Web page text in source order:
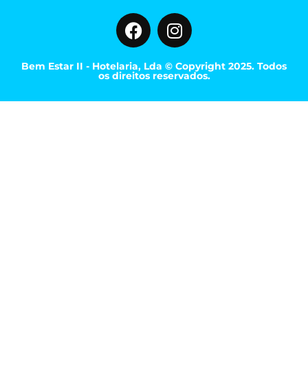
Bem Estar II - Hotelaria, Lda © Copyright 2025. Todos
os direitos reservados.